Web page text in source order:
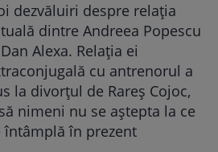
dezvăluiri despre relația
dintre Andreea Popescu
Alexa. Relația ei
cu antrenorul a
la divorțul de Rareș Cojoc,
nimeni nu se aștepta la ce
întâmplă în prezent